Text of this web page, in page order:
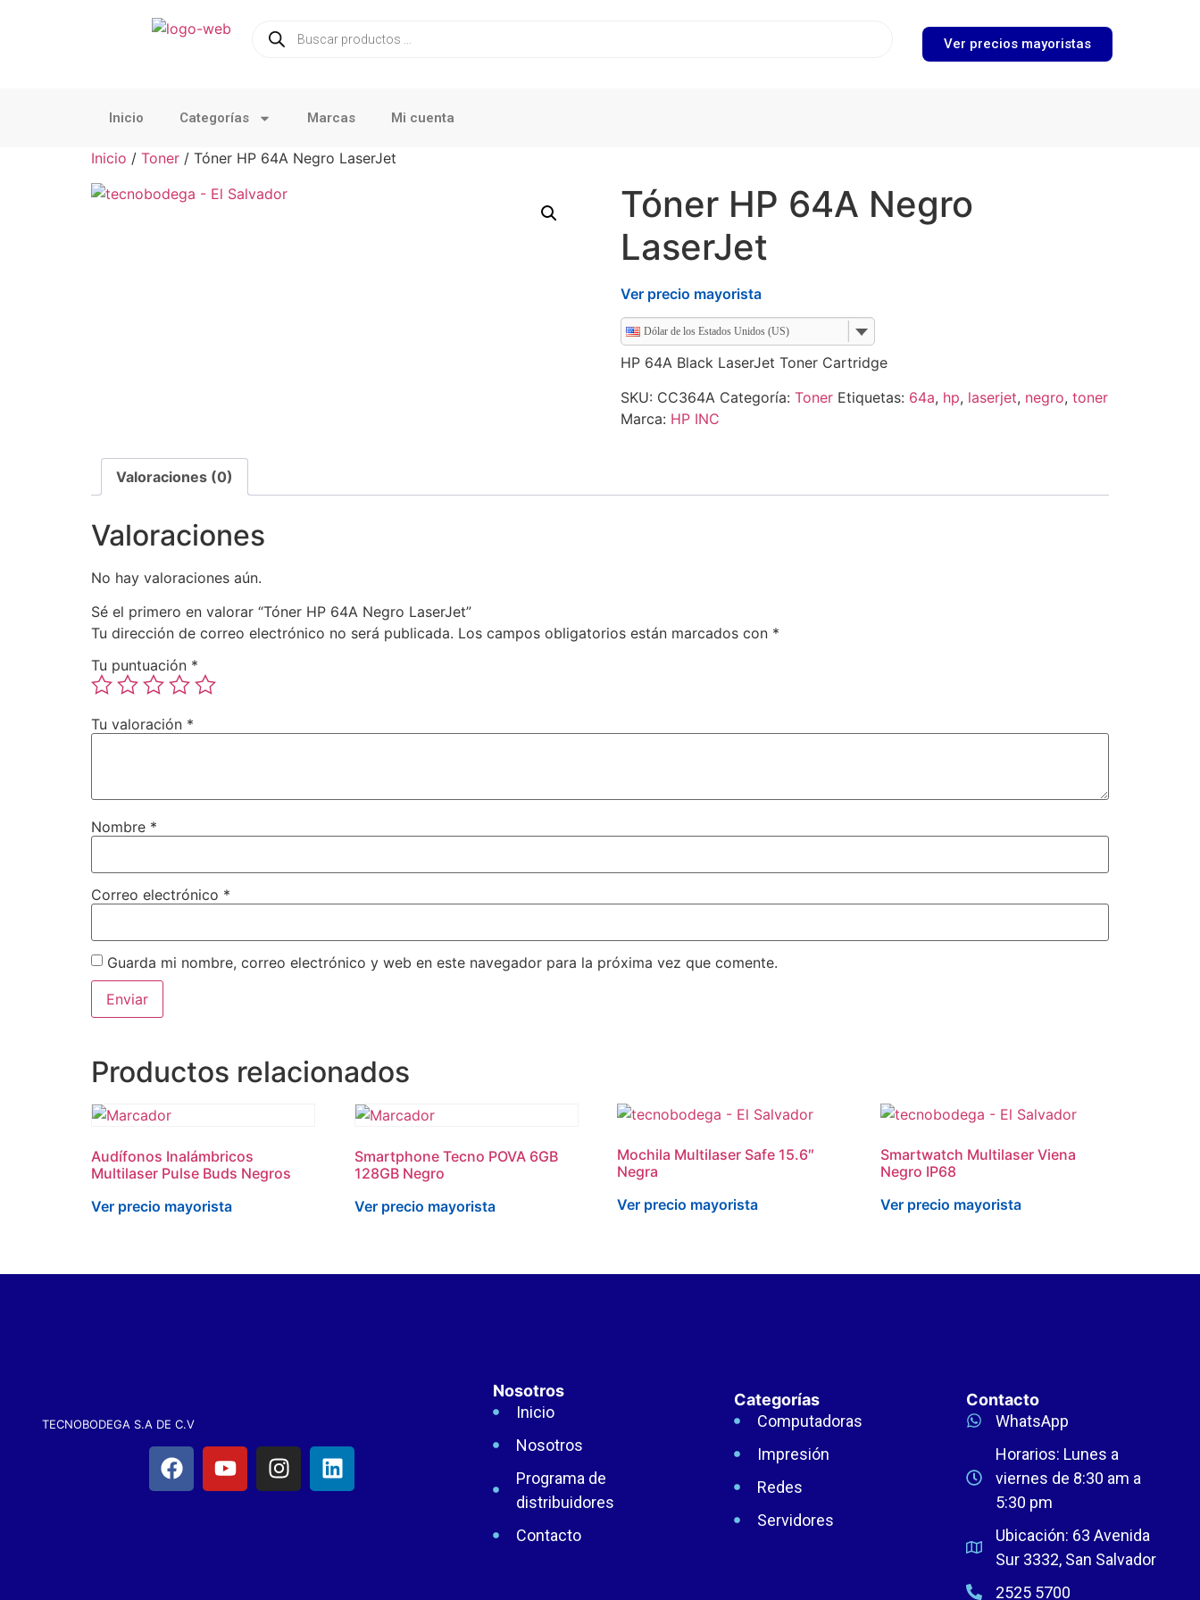
Ver precios mayoristas
Inicio Categorías Marcas Mi cuenta
Inicio / Toner / Tóner HP 64A Negro LaserJet
Tóner HP 64A Negro
LaserJet
Ver precio mayorista
Dólar de los Estados Unidos (US)
HP 64A Black LaserJet Toner Cartridge
SKU: CC364A Categoría: Toner Etiquetas: 64a, hp, laserjet, negro, toner
Marca: HP INC
Valoraciones (0)
Valoraciones
No hay valoraciones aún.
Sé el primero en valorar “Tóner HP 64A Negro LaserJet”
Tu dirección de correo electrónico no será publicada. Los campos obligatorios están marcados con *
Tu puntuación *
Tu valoración *
Nombre *
Correo electrónico *
Guarda mi nombre, correo electrónico y web en este navegador para la próxima vez que comente.
Productos relacionados
Audífonos Inalámbricos
Multilaser Pulse Buds Negros
Ver precio mayorista
Smartphone Tecno POVA 6GB
128GB Negro
Ver precio mayorista
Mochila Multilaser Safe 15.6″
Negra
Ver precio mayorista
Smartwatch Multilaser Viena
Negro IP68
Ver precio mayorista
TECNOBODEGA S.A DE C.V
Nosotros
Inicio
Nosotros
Programa de
distribuidores
Contacto
Categorías
Computadoras
Impresión
Redes
Servidores
Contacto
WhatsApp
Horarios: Lunes a
viernes de 8:30 am a
5:30 pm
Ubicación: 63 Avenida
Sur 3332, San Salvador
2525 5700